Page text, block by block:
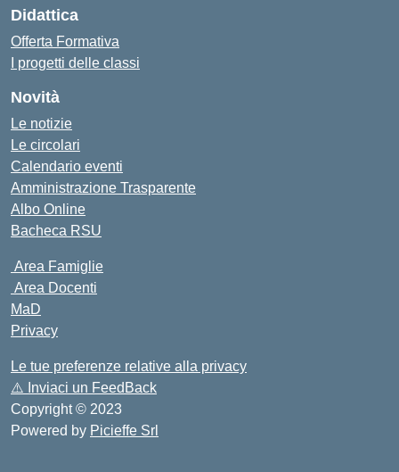
Didattica
Offerta Formativa
I progetti delle classi
Novità
Le notizie
Le circolari
Calendario eventi
Amministrazione Trasparente
Albo Online
Bacheca RSU
Area Famiglie
Area Docenti
MaD
Privacy
Le tue preferenze relative alla privacy
⚠️ Inviaci un FeedBack
Copyright © 2023
Powered by Picieffe Srl